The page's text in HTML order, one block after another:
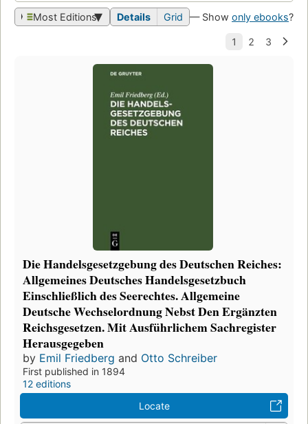
Most Editions Details Grid — Show only ebooks?
Die Handelsgesetzgebung des Deutschen Reiches:
Allgemeines Deutsches Handelsgesetzbuch
Einschließlich des Seerechtes. Allgemeine
Deutsche Wechselordnung Nebst Den Ergänzten
Reichsgesetzen. Mit Ausführlichem Sachregister
Herausgegeben
by Emil Friedberg and Otto Schreiber
First published in 1894
12 editions
Locate